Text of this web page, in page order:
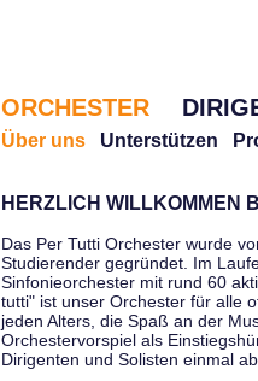
ORCHESTER
Über uns Unterstützen
HERZLICH WILLKOMMEN
Das Per Tutti Orchester wurde
Studierender gegründet. Im
Sinfonieorchester mit rund 60
tutti" ist unser Orchester für alle
jeden Alters, die Spaß an der
Orchestervorspiel als
Dirigenten und Solisten einmal